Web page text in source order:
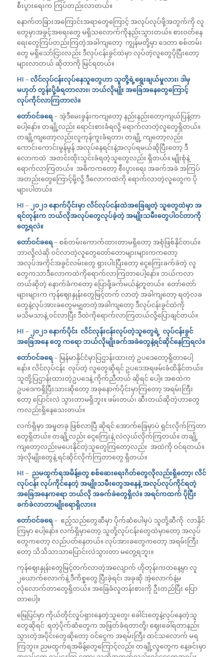
စီးပွားရေးက ကြပ်တည်းလာတယ်။
နောက်တခြားအကြောင်းအရာတွေကြောင့် အလုပ်လုပ်ဖို့အတွက်ကို လူ
တွေမှာအခွင့်အရေးတွေ မရှိသလောက်ကိုနည်းသွားတယ်။ စားဝတ်နေ
ရေးတွေကြပ်တည်းကြတဲ့အခါကျတော့ ကျွန်မတို့မှာ ဒေတာ စစ်တမ်း
တွေ မရှိသော်ငြားလည်း ဒီလုပ်ငန်းခွင်ထဲမှာ လုပ်တဲ့လူတွေပိုပြီးတော့
များလာတယ် ဆိုတာကို မြင်ရတယ်။
HI – လိင်လုပ်ငန်းလုပ်နေသူတွေဟာ သူတို့ရဲ့ရွေးချယ်မှုလား၊ ဒါမှ
မဟုတ် တွန်းပို့ခံရတာလား၊ ဘယ်လိုမျိုး အခြေအနေတွေကြောင့်
လုပ်ကိုင်လာကြတာလဲ။
တော်ဝင်ခရေ– အဲ့ဒီမေးခွန်းကကျတော့ နည်းနည်းတော့ကျယ်ပြန့်တာ
ပေါ့နော်။ တချို့လည်း ရောင်းစားခံရလို့ ရောက်လာတဲ့လူတွေရှိတယ်။
တချို့ကျတော့လည်းလူကုန်ကူးခံရတာ၊ တချို့ ကျတော့လည်း
ကောင်းကောင်းမွန်မွန် အလုပ်နေရင်းနဲ့အလုပ်ရမယ်ဆိုပြီးတော့ ဒီ
လောကထဲ အတင်းထိုးသွင်းခံရတဲ့သူတွေလည်း ရှိတယ်။ မျိုးစုံနဲ့
ရောက်လာကြတယ်။ အဓိကကတော့ စီးပွားရေး အခက်အခဲ အကြပ်
အတည်းတွေကြောင့်မို့လို့ ဒီလောကထဲကို ရောက်လာတဲ့လူတွေက ပို
များပါတယ်။
HI – ၂၀၂၁ နောက်ပိုင်းမှာ လိင်လုပ်ငန်းထဲအခြေချတဲ့ သူတွေထဲမှာ အ
ရင်တုန်းက ဘယ်လိုအလုပ်တွေလုပ်ခဲ့တဲ့ အမျိုးသမီးတွေပါဝင်တာကို
တွေ့ရလဲ။
တော်ဝင်ခရေ– စစ်တမ်းကောက်ထားတာမရှိတော့ အစုံဖြစ်နိုင်တယ်။
ဘာလို့လဲဆို ဝင်လာတဲ့လူတွေတော်တောများများကကတော့
အလုပ်အကိုင်အခွင်လမ်းတွေ ရှားပါးပြီးတော့ ငွေကြေးခက်ခဲတဲ့ လူ
တွေကသာဒီလောကထဲကိုရောက်လာကြတာပေါ့နော်။ ဘယ်ကလာ
တယ်ဆိုတဲ့ နောက်ခံကတော့ ပြောဖို့ခက်မယ်နဲ့တူတယ်။ တော်တော်
များများက ကုန်ဈေးနှုန်းတွေမြင့်တက် လာတဲ့ အခါကျတော့ ရတဲ့လခ
တွေနဲ့လုပ်အားခတွေမမျှတတဲ့အခါကျတော့ ဒီလုပ်ငန်းခွင်ထဲကို
မသိမသာနဲ့ ဝင်လာပြီး ဒီထဲကိုရောက်လာကြတယ်လို့ပြောချင်တယ်။
HI – ၂၀၂၁ နောက်ပိုင်း လိင်လုန်းငန်းလုပ်တဲ့သူတွေရဲ့ လုပ်ငန်းခွင်
အခြေအနေ တွေ ကရော ဘယ်လိုမျိုးခက်အခဲတွေနဲ့ရင်ဆိုင်နေကြရလဲ။
တော်ဝင်ခရေ– မြန်မာနိုင်ငံမှာပြဌာန်းထားတဲ့ ဥပဒေတော့ရှိတာပေါ့
နော်။ လိင်လုပ်ငန်း လုပ်တဲ့ လူတွေဆိုရင် ဥပဒေအရဖမ်းခံထိနိုင်တယ်။
သူတို့ပြဌာန်းထားတဲ့ဥပဒေနဲ့ ကိုက်ညီတယ် ဆိုရင် ပေါ့။ အစထဲက
ဥပဒေကရှိပြီးသားဆိုတော့ အခုနောက်ပိုင်းမှာကြတော့ အရမ်းကြီး
တော့ ပြောင်းလဲ သွားတာမရှိဘူး။ ဖမ်းတယ်၊ ဆီးတယ်ဆိုတဲ့ဟာတွေ
ကလည်းရှိနေသေးတယ်။
လက်ရှိမှာ အမှုတခု ဖြစ်လာပြီ ဆိုရင် အောက်ခြေမှာပဲ ရှင်းလိုက်ကြတာ
တွေရှိတယ်။ တချို့လည်း ငွေကြေးနဲ့ လဲလှယ်လိုက်ကြတယ်။ တချို့
ကျတော့လည်းမပေးနိုင်တဲ့သူတွေကြတော့လည်း အထဲကို ဝင်ရတယ်။
အဲ့လိုမျိုးတွေနဲ့ ရင်ဆိုင်လိုက်ကြတာတွေ ရှိတယ်။
HI – ညမထွက်ရအမိန့်တွေ စစ်ဆေးရေးဂိတ်တွေလိုလည်းရှိတော့၊ လိင်
လုပ်ငန်း လုပ်ကိုင်နေတဲ့ အမျိုးသမီးတွေအနေနဲ့ အလုပ်လုပ်ကိုင်ရတဲ့
အခြေအနေကရော ဘယ်လို အခက်ခဲတွေရှိလဲ။ အရင်ကထက် ပိုပြီး
ခက်ခဲလာတာမျိုးရောရှိလား။
တော်ဝင်ခရေ– ဧည့်သည်တွေဆီမှာ ပိုက်ဆံပေါမှပဲ သူတို့ဆီကို လာနိုင်
ကြမှာ ပေါ့နော်။ လက်ရှိမှာတော့ သူတို့လုပ်ငန်းတွေထဲမှာတော့ အလုပ်
တွေကတော့ လည်ပတ်နေတယ်။ လုပ်အားခတွေကတော့ အရမ်းကြီး
တော့ သိသိသာသာပြောင်းလဲသွားတာ မတွေ့ရဘူး။
ကုန်ဈေးနှုန်းတွေမြင့်တက်လာတဲ့အလျောက် ဟိုတုန်းကတနေ့မှာ လူ
၂ယောက်လောက်နဲ့ ဒီကိစ္စတွေ ပြီးခဲ့ရင်၊ အခုဆို အဲ့လောက်နဲ့မ
လုံလောက်တာတွေရှိတယ်။ အခြေခံလူတန်းစားကို ဦးတည်ပြီး ပြော
တာပေါ့။
မြေပြင်မှာ ကိုယ်တိုင်လှုပ်ရှားနေတဲ့သူတွေ၊ ခေါင်းတွေနဲ့လုပ်နေတဲ့သူ
တွေဆိုရင် ရတဲ့ပိုက်ဆံတွေက အဖြတ်ခံရတာတို့၊ ဈေးခေါ်ရတာနည်း
သွားတဲ့အပိုင်းတွေဆိုတော့ ဝင်ငွေက အရမ်းကြီး ထင်သလောက် မရ
ကြဘူး။ ညမထွက်ရအမိန့်တွေကြောင့်လည်း တချို့လူတွေက နေ့ခင်းမှာ